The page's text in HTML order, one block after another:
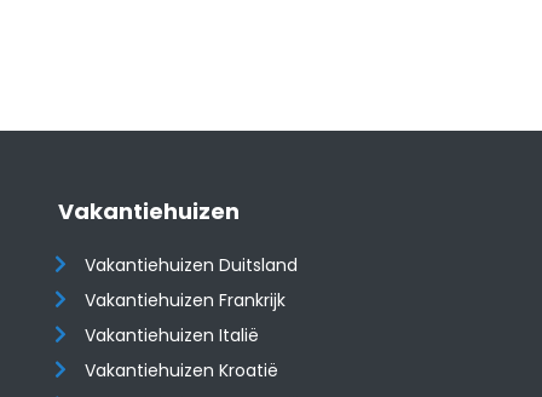
Vakantiehuizen
Vakantiehuizen Duitsland
Vakantiehuizen Frankrijk
Vakantiehuizen Italië
Vakantiehuizen Kroatië